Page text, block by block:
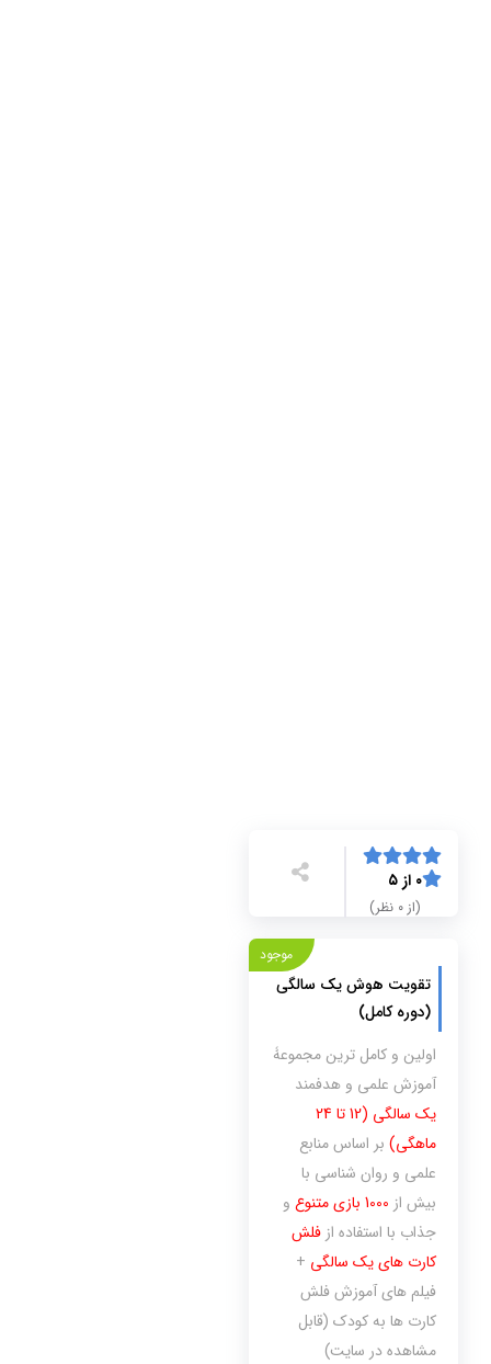
۰ از ۵
(از ۰ نظر)
تقویت هوش یک سالگی
(دوره کامل)
موجود
اولین و کامل ترین مجموعۀ
آموزش علمی و هدفمند
یک سالگی (12 تا 24
ماهگی) بر اساس منابع
علمی و روان شناسی با
بیش از 1000 بازی متنوع
و
جذاب با استفاده از فلش
کارت های یک سالگی +
فیلم های آموزش فلش
کارت ها به کودک (قابل
مشاهده در سایت)